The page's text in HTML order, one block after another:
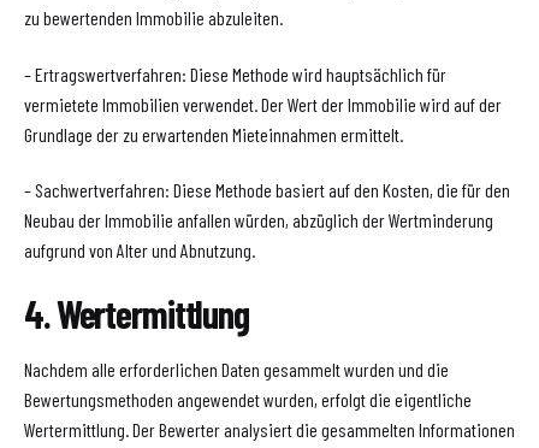
zu bewertenden Immobilie abzuleiten.
– Ertragswertverfahren: Diese Methode wird hauptsächlich für
vermietete Immobilien verwendet. Der Wert der Immobilie wird auf der
Grundlage der zu erwartenden Mieteinnahmen ermittelt.
– Sachwertverfahren: Diese Methode basiert auf den Kosten, die für den
Neubau der Immobilie anfallen würden, abzüglich der Wertminderung
aufgrund von Alter und Abnutzung.
4. Wertermittlung
Nachdem alle erforderlichen Daten gesammelt wurden und die
Bewertungsmethoden angewendet wurden, erfolgt die eigentliche
Wertermittlung. Der Bewerter analysiert die gesammelten Informationen